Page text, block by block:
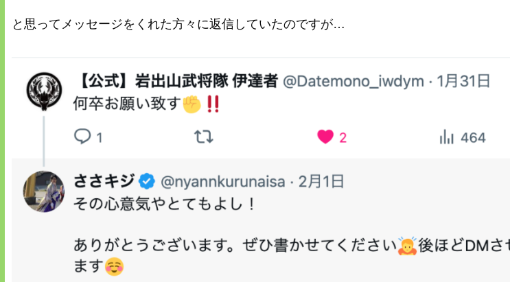
と思ってメッセージをくれた方々に返信していたのですが…